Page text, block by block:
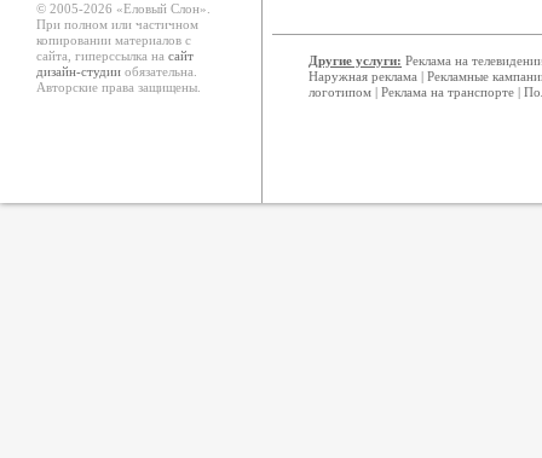
© 2005-2026 «Еловый Cлон».
При полном или частичном
копировании материалов с
сайта, гиперссылка на сайт
дизайн-студии обязательна.
Авторские права защищены.
Другие услуги: Реклама на
Наружная реклама | Рекламные
логотипом | Реклама на транспорте |